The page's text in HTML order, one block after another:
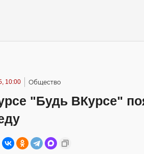
10:00 Общество
"Будь ВКурсе"